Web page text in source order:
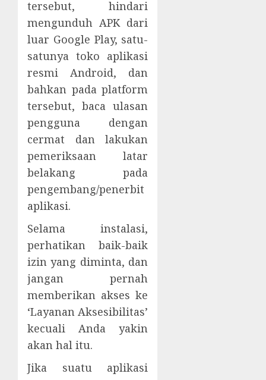
tersebut, hindari
mengunduh APK dari
luar Google Play, satu-
satunya toko aplikasi
resmi Android, dan
bahkan pada platform
tersebut, baca ulasan
pengguna dengan
cermat dan lakukan
pemeriksaan latar
belakang pada
pengembang/penerbit
aplikasi.
Selama instalasi,
perhatikan baik-baik
izin yang diminta, dan
jangan pernah
memberikan akses ke
‘Layanan Aksesibilitas’
kecuali Anda yakin
akan hal itu.
Jika suatu aplikasi